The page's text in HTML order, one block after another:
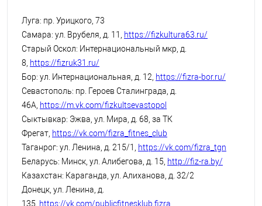
Луга: пр. Урицкого, 73
Самара: ул. Врубеля, д. 11,
https://fizkultura63.ru/
Старый Оскол: Интернациональный мкр, д.
8, https://fizruk31.ru/
Бор: ул. Интернациональная, д. 12, https://fizra-bor.ru/
Севастополь: пр. Героев Сталинграда, д.
46А, https://m.vk.com/fizkultsevastopol
Сыктывкар: Эжва, ул. Мира, д. 68, за ТК
Фрегат, https://vk.com/fizra_fitnes_club
Таганрог: ул. Ленина, д. 215/1,
https://vk.com/fizra_tgn
Беларусь: Минск, ул. Алибегова, д. 15, http://fiz-ra.by/
Казахстан: Караганда, ул. Алиханова, д. 32/2
Донецк, ул. Ленина, д.
135, https://vk.com/publicfitnesklub.fizra